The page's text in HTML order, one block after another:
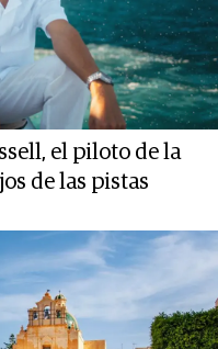
el piloto de la
de las pistas